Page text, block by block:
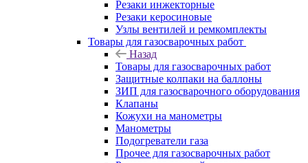
Резаки инжекторные
Резаки керосиновые
Узлы вентилей и ремкомплекты
Товары для газосварочных работ
Назад
Товары для газосварочных работ
Защитные колпаки на баллоны
ЗИП для газосварочного оборудования
Клапаны
Кожухи на манометры
Манометры
Подогреватели газа
Прочее для газосварочных работ